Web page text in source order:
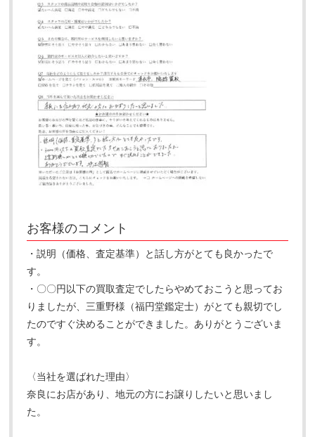
お客様のコメント
・説明（価格、査定基準）と話し方がとても良かったで
す。
・〇〇円以下の買取査定でしたらやめておこうと思ってお
りましたが、三重野様（福円堂鑑定士）がとても親切でし
たのですぐ決めることができました。ありがとうございま
す。
〈当社を選ばれた理由〉
奈良にお店があり、地元の方にお譲りしたいと思いまし
た。